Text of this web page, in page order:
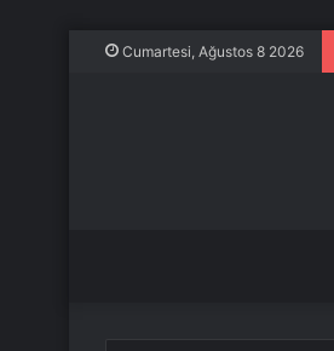
Cumartesi, Ağustos 8 2026